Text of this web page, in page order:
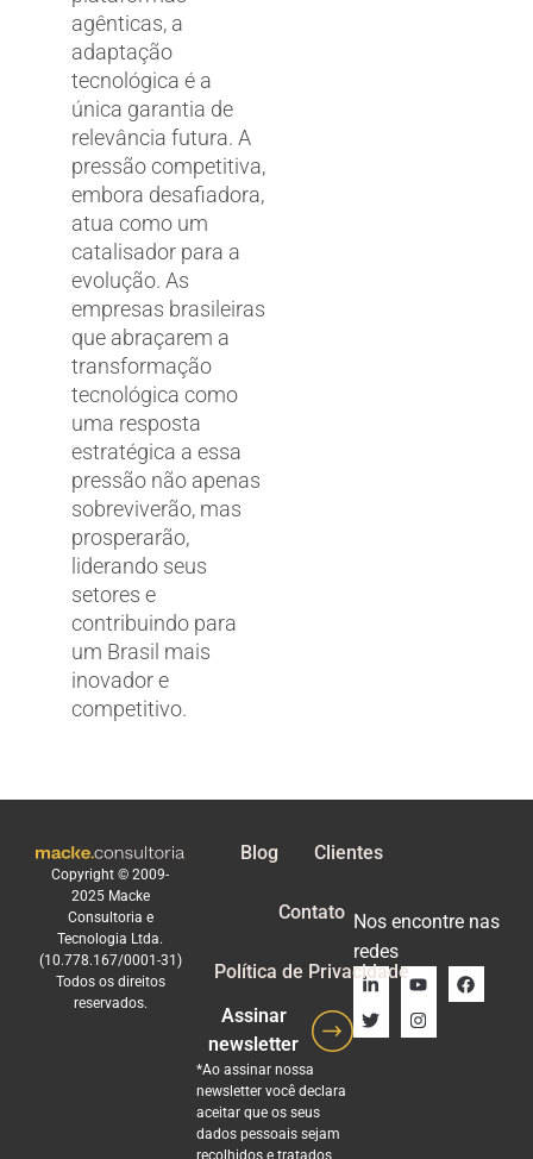
agênticas, a
adaptação
tecnológica é a
única garantia de
relevância futura. A
pressão competitiva,
embora desafiadora,
atua como um
catalisador para a
evolução. As
empresas brasileiras
que abraçarem a
transformação
tecnológica como
uma resposta
estratégica a essa
pressão não apenas
sobreviverão, mas
prosperarão,
liderando seus
setores e
contribuindo para
um Brasil mais
inovador e
competitivo.
Copyright © 2009-
2025 Macke
Consultoria e
Tecnologia Ltda.
(10.778.167/0001-31)
Todos os direitos
reservados.
Blog Clientes
Contato
Política de Privacidade
Assinar
newsletter
*Ao assinar nossa
newsletter você declara
aceitar que os seus
dados pessoais sejam
Nos encontre nas
redes